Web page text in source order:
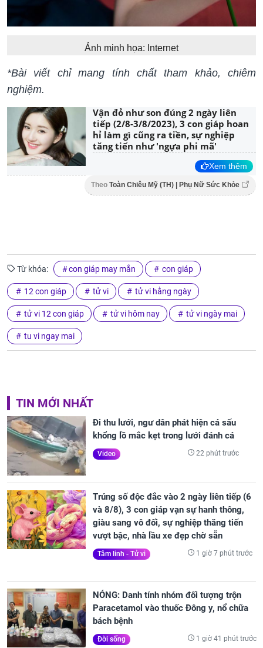
Ảnh minh họa: Internet
*Bài viết chỉ mang tính chất tham khảo, chiêm
nghiệm.
Vận đỏ như son đúng 2 ngày liên
tiếp (2/8-3/8/2023), 3 con giáp hoan
hỉ làm gì cũng ra tiền, sự nghiệp
tăng tiến như 'ngựa phi mã'
Xem thêm
Theo Toàn Chiêu Mỹ (TH) | Phụ Nữ Sức Khỏe
Từ khóa: con giáp may mắn con giáp
12 con giáp tử vi tử vi hằng ngày
tử vi 12 con giáp tử vi hôm nay tử vi ngày mai
tu vi ngay mai
TIN MỚI NHẤT
Đi thu lưới, ngư dân phát hiện cá sấu
khổng lồ mắc kẹt trong lưới đánh cá
Video 22 phút trước
Trúng số độc đắc vào 2 ngày liên tiếp (6
và 8/8), 3 con giáp vạn sự hanh thông,
giàu sang vô đối, sự nghiệp thăng tiến
vượt bậc, nhà lầu xe đẹp chờ sẵn
Tâm linh - Tử vi 1 giờ 7 phút trước
NÓNG: Danh tính nhóm đối tượng trộn
Paracetamol vào thuốc Đông y, nổ chữa
bách bệnh
Đời sống 1 giờ 41 phút trước